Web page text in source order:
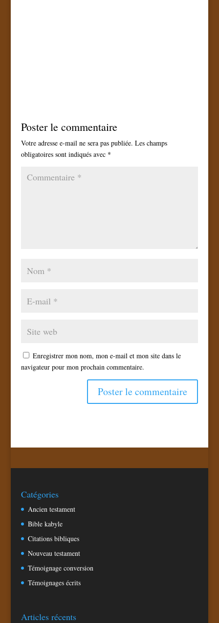
Poster le commentaire
Votre adresse e-mail ne sera pas publiée. Les champs
obligatoires sont indiqués avec *
Enregistrer mon nom, mon e-mail et mon site dans le
navigateur pour mon prochain commentaire.
Catégories
Ancien testament
Bible kabyle
Citations bibliques
Nouveau testament
Témoignage conversion
Témoignages écrits
Articles récents